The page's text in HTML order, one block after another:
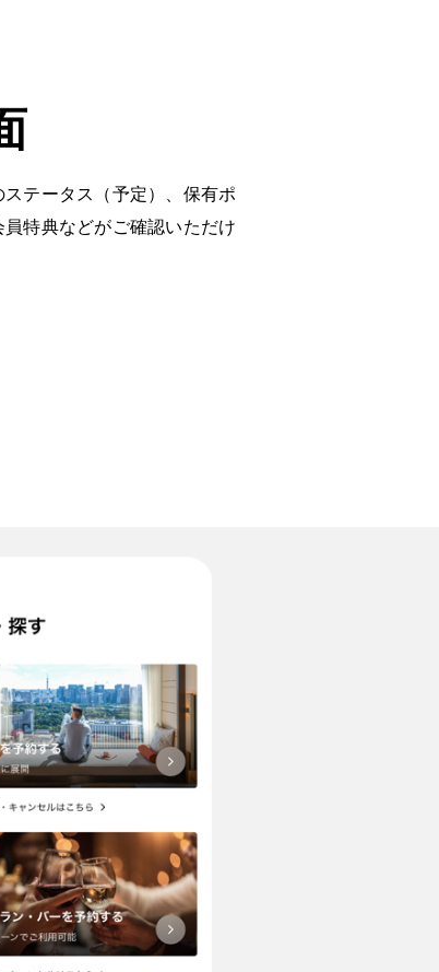
テータス（予定）、保有ポ
特典などがご確認いただけ